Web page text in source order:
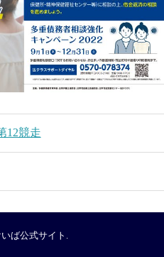
12競走
ば公式サイト .